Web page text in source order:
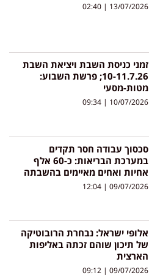
13/07/2026
זמני כניסת השבת ויציאת השבת
10-11.7.26; פרשת השבוע:
מטות-מסעי
10/07/2026
סכסוך עבודה חסר תקדים
במערכת הבריאות: כ-60 אלף
אחיות ואחים מאיימים בהשבתה
09/07/2026
אלופי ישראל: נבחרת הרובוטיקה
של תיכון שוהם זכתה באליפות
הארצית
09/07/2026